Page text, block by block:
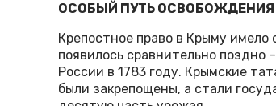
ОСОБЫЙ ПУТЬ
Крепостное право в Крыму
появилось сравнительно поздно
России в 1783 году. Крымские
были закрепощены, а стали